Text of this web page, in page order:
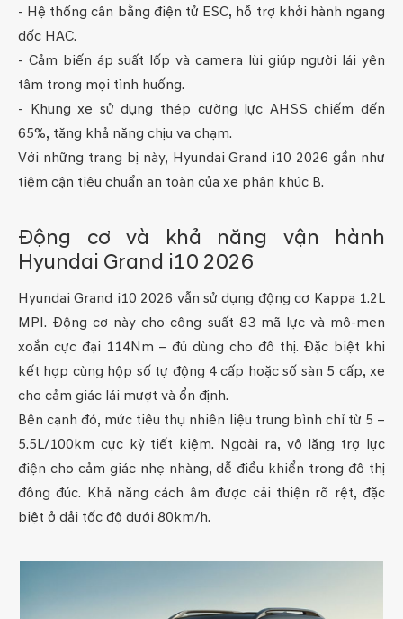
- Hệ thống cân bằng điện tử ESC, hỗ trợ khởi hành ngang
dốc HAC.
- Cảm biến áp suất lốp và camera lùi giúp người lái yên
tâm trong mọi tình huống.
- Khung xe sử dụng thép cường lực AHSS chiếm đến
65%, tăng khả năng chịu va chạm.
Với những trang bị này, Hyundai Grand i10 2026 gần như
tiệm cận tiêu chuẩn an toàn của xe phân khúc B.
Động cơ và khả năng vận hành
Hyundai Grand i10 2026
Hyundai Grand i10 2026 vẫn sử dụng động cơ Kappa 1.2L
MPI. Động cơ này cho công suất 83 mã lực và mô-men
xoắn cực đại 114Nm – đủ dùng cho đô thị. Đặc biệt khi
kết hợp cùng hộp số tự động 4 cấp hoặc số sàn 5 cấp, xe
cho cảm giác lái mượt và ổn định.
Bên cạnh đó, mức tiêu thụ nhiên liệu trung bình chỉ từ 5 –
5.5L/100km cực kỳ tiết kiệm. Ngoài ra, vô lăng trợ lực
điện cho cảm giác nhẹ nhàng, dễ điều khiển trong đô thị
đông đúc. Khả năng cách âm được cải thiện rõ rệt, đặc
biệt ở dải tốc độ dưới 80km/h.